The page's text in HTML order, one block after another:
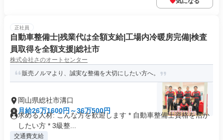
正社員
自動車整備士|残業代は全額支給|工場内冷暖房完備|検査
員取得を全額支援|総社市
株式会社さのオートセンター
販売ノルマより、誠実な整備を大切にしたい方へ。
岡山県総社市溝口
月給26万1600円～36万500円
求める人材: こんな方を歓迎します * 自動車整備士資格を活か
したい方 * 3級整...
交通費支給